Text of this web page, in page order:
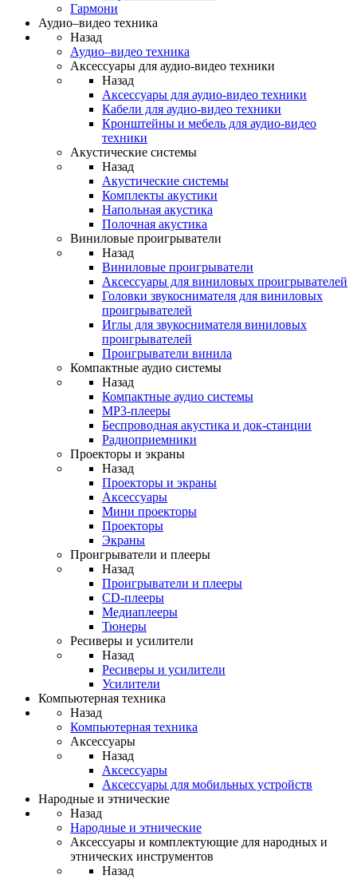
Гармони
Аудио–видео техника
Назад
Аудио–видео техника
Аксессуары для аудио-видео техники
Назад
Аксессуары для аудио-видео техники
Кабели для аудио-видео техники
Кронштейны и мебель для аудио-видео
техники
Акустические системы
Назад
Акустические системы
Комплекты акустики
Напольная акустика
Полочная акустика
Виниловые проигрыватели
Назад
Виниловые проигрыватели
Аксессуары для виниловых проигрывателей
Головки звукоснимателя для виниловых
проигрывателей
Иглы для звукоснимателя виниловых
проигрывателей
Проигрыватели винила
Компактные аудио системы
Назад
Компактные аудио системы
MP3-плееры
Беспроводная акустика и док-станции
Радиоприемники
Проекторы и экраны
Назад
Проекторы и экраны
Аксессуары
Мини проекторы
Проекторы
Экраны
Проигрыватели и плееры
Назад
Проигрыватели и плееры
CD-плееры
Медиаплееры
Тюнеры
Ресиверы и усилители
Назад
Ресиверы и усилители
Усилители
Компьютерная техника
Назад
Компьютерная техника
Аксессуары
Назад
Аксессуары
Аксессуары для мобильных устройств
Народные и этнические
Назад
Народные и этнические
Аксессуары и комплектующие для народных и
этнических инструментов
Назад